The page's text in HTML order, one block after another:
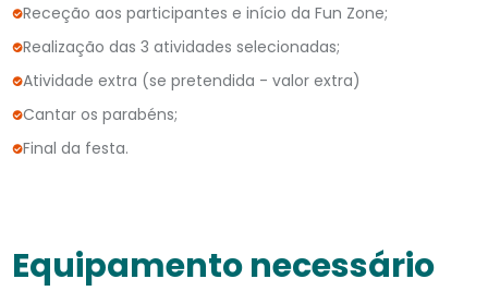
Receção aos participantes e início da Fun Zone;
Realização das 3 atividades selecionadas;
Atividade extra (se pretendida - valor extra)
Cantar os parabéns;
Final da festa.
Equipamento necessário